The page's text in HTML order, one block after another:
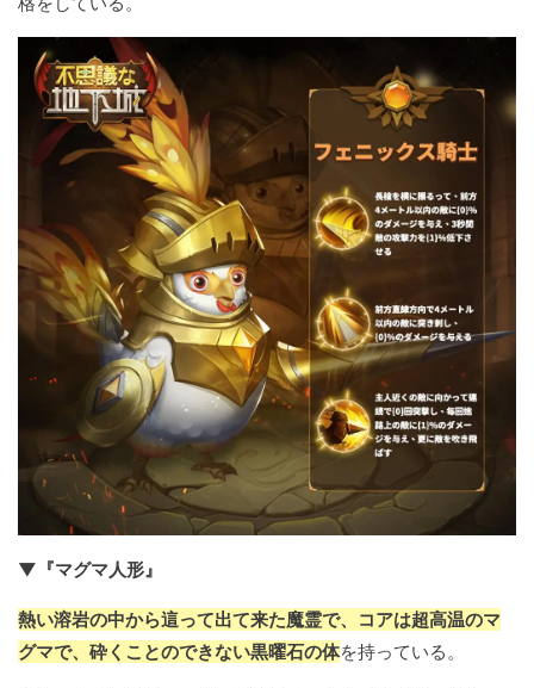
▼『マグマ人形』
熱い溶岩の中から這って出て来た魔霊で、コアは超高温のマ
グマで、砕くことのできない黒曜石の体を持っている。